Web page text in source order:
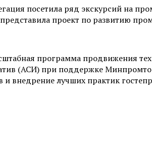
посетила ряд экскурсий на
проект по развитию
программа продвижения
(АСИ) при поддержке
внедрение лучших практик